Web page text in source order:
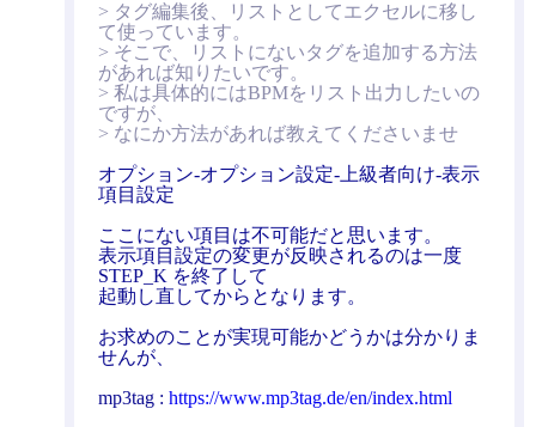
> タグ編集後、リストとしてエクセルに移し
て使っています。
> そこで、リストにないタグを追加する方法
があれば知りたいです。
> 私は具体的にはBPMをリスト出力したいの
ですが、
> なにか方法があれば教えてくださいませ
オプション-オプション設定-上級者向け-表示
項目設定
ここにない項目は不可能だと思います。
表示項目設定の変更が反映されるのは一度
STEP_K を終了して
起動し直してからとなります。
お求めのことが実現可能かどうかは分かりま
せんが、
mp3tag : https://www.mp3tag.de/en/index.html